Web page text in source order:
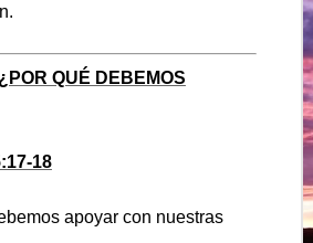
QUÉ DEBEMOS
18
apoyar con nuestras